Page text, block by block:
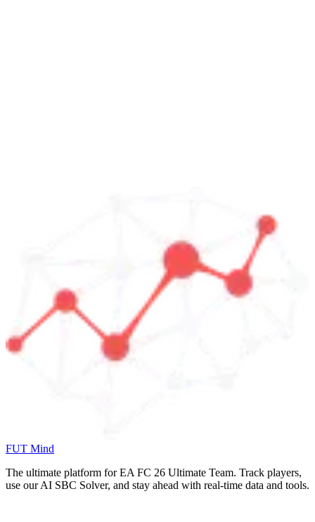
FUT Mind
The ultimate platform for EA FC 26 Ultimate Team. Track players,
use our AI SBC Solver, and stay ahead with real-time data and tools.